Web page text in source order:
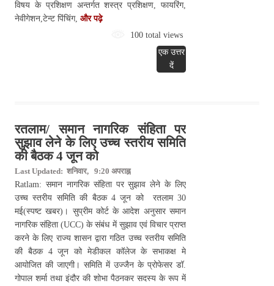
विषय के प्रशिक्षण अन्तर्गत शस्त्र प्रशिक्षण, फायरिंग,
नेवीगेशन,टेन्ट पिंचिंग, और पढ़े
100 total views
एक उत्तर
दें
रतलाम/ समान नागरिक संहिता पर
सुझाव लेने के लिए उच्च स्तरीय समिति
की बैठक 4 जून को
Last Updated: शनिवार, 9:20 अपराह्न
Ratlam: समान नागरिक संहिता पर सुझाव लेने के लिए
उच्च स्तरीय समिति की बैठक 4 जून को रतलाम 30
मई(स्पष्ट खबर)। सुप्रीम कोर्ट के आदेश अनुसार समान
नागरिक संहिता (UCC) के संबंध में सुझाव एवं विचार प्राप्त
करने के लिए राज्य शासन द्वारा गठित उच्च स्तरीय समिति
की बैठक 4 जून को मेडीकल कॉलेज के सभाकक्ष मे
आयोजित की जाएगी। समिति में उज्जैन के प्रोफेसर डॉ.
गोपाल शर्मा तथा इंदौर की शोभा पैठनकर सदस्य के रूप में